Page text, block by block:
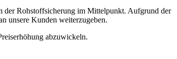
der Rohstoffsicherung im Mittelpunkt. Aufgrund der
unsere Kunden weiterzugeben.
abzuwickeln.